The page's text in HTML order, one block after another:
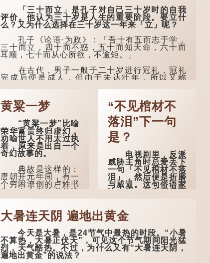
「三十而立」是孔子对自己三十岁时的自我
评价。他认为三十岁是人生的重要阶段。要立什
么？又为什么选择在三十岁这一年来「立」呢？
孔子《论语·为政》：「吾十有五而志于学，
三十而立，四十而不惑，五十而知天命，六十而
耳顺，七十而从心所欲，不逾矩。」
在古代，男子一般于二十岁进行冠礼，冠礼
完成后便是成人，但由于未达壮年，所以又称
这说明三十岁...
黄粱一梦
“黄粱一梦”比喻
荣华富贵终归虚幻，
劝喻世人不用太过执
着，原来是出自一个
奇幻故事的。
典故是这样的：
唐朝开元年间，有一
个穷困潦倒的卢姓书
生，在上京赴考的途
中经过一间旅店休
士，两人畅谈甚欢。
言谈间，卢姓书
生感慨自己虽贵为读
书人，但一直未能考
取功名，仍然贫困，
感到十分落泊。于
“不见棺材不
落泪”下一句
是？
电视剧里，反派
威胁主角时总爱丢下
一句「不见棺材不落
泪」，然后便是折磨
与威逼。这句俗语家
喻户晓，但它背后藏
「不见棺材不落
泪」的原句，有说法
是「不见棺材不下
泪」或「不见亲棺不
下泪」，出自明朝兰
陵笑笑生所著的《金
大暑连天阴 遍地出黄金
今天是大暑，是24节气中最热的时段。“小暑
不算热，大暑正伏天”，可见这个节气期间阳光猛
烈，天气酷热。不过，为什么又有“大暑连天阴，
遍地出黄金”的说法？